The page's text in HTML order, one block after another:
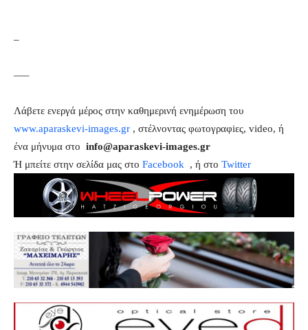
–
—–
Λάβετε ενεργά μέρος στην καθημερινή ενημέρωση του
www.aparaskevi-images.gr , στέλνοντας φωτογραφiες, video, ή
ένα μήνυμα στο info@aparaskevi-images.gr
Ή μπείτε στην σελίδα μας στο Facebook , ή στο Twitter